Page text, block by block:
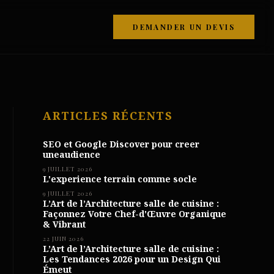
DEMANDER UN DEVIS
ARTICLES RÉCENTS
SEO et Google Discover pour creer
uneaudience
9 JUILLET 2026
L'experience terrain comme socle
9 JUILLET 2026
L’Art de l’Architecture salle de cuisine :
Façonnez Votre Chef-d'Œuvre Organique
& Vibrant
22 JUIN 2026
L’Art de l’Architecture salle de cuisine :
Les Tendances 2026 pour un Design Qui
Émeut